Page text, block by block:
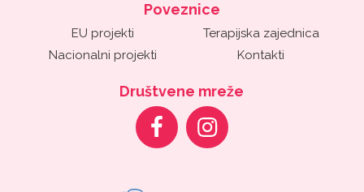
Poveznice
EU projekti
Nacionalni projekti
Terapijska zajednica
Kontakti
Društvene mreže